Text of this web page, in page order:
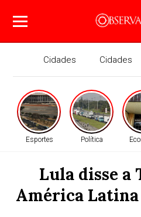
Cidades Cidades
Esportes Política
Lula disse a
América Latina